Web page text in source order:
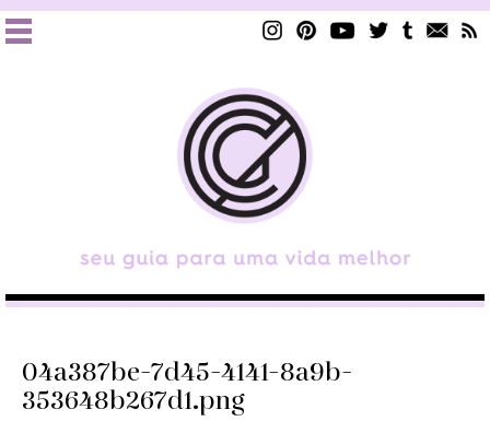
04a387be-7d45-4141-8a9b-
353648b267d1.png